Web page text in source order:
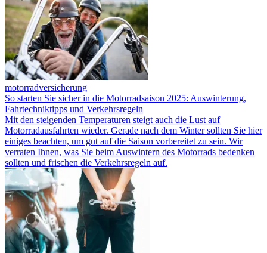
motorradversicherung
So starten Sie sicher in die Motorradsaison 2025: Auswinterung,
Fahrtechniktipps und Verkehrsregeln
Mit den steigenden Temperaturen steigt auch die Lust auf
Motorradausfahrten wieder. Gerade nach dem Winter sollten Sie hier
einiges beachten, um gut auf die Saison vorbereitet zu sein. Wir
verraten Ihnen, was Sie beim Auswintern des Motorrads bedenken
sollten und frischen die Verkehrsregeln auf.